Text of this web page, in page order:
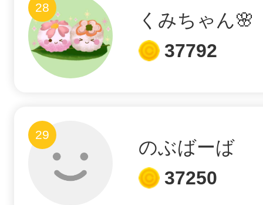
28
くみちゃん🌸
37792
29
のぶばーば
37250